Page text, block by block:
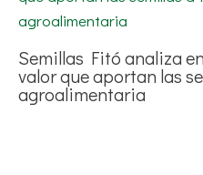
Semillas Fitó analiza
valor que aportan las
agroalimentaria